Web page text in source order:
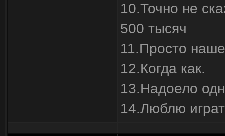
10.Точно не
500 тысяч
11.Просто
12.Когда как.
13.Надоело
14.Люблю